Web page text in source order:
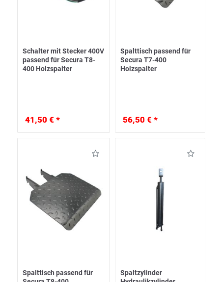
Schalter mit Stecker 400V
passend für Secura T8-
400 Holzspalter
41,50 € *
Spalttisch passend für
Secura T7-400
Holzspalter
56,50 € *
Spalttisch passend für
Spaltzylinder